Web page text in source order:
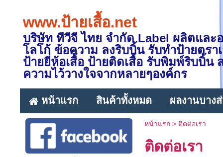
www.ป้ายเสื้อ.net
บริษัท ทีวีจี ไทย จำกัด Label ผลิตและ
โลโก้ ข้อความ ลงริบบิ้น รับทำป้ายตรา
ป้ายยี่ห้อเสื้อ ป้ายติดเสื้อ รับพิมพ์ริบบิ้น
ความไว้วางใจจากหลายๆองค์กร
หน้าแรก สินค้าทั้งหมด ผลงานบาง
หน้าแรก> ติดต่อเรา
ติดต่อเรา